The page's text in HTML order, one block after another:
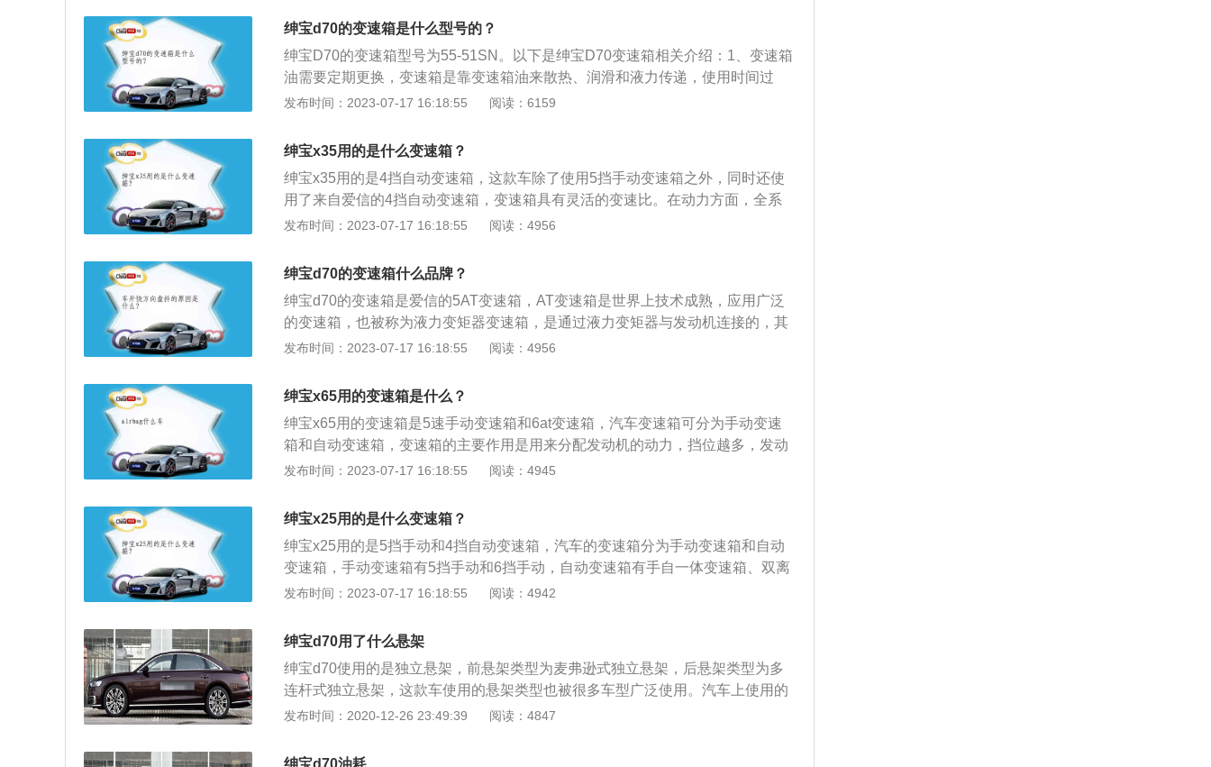
的“智行蓝”配色。3、其最大的功率为110kw，峰值扭矩达到210Nm，百公里加速
仅需10.94秒，油耗只有6.7L。
绅宝d70的变速箱是什么型号的？
绅宝D70的变速箱型号为55-51SN。以下是绅宝D70变速箱相关介绍：1、变速箱
油需要定期更换，变速箱是靠变速箱油来散热、润滑和液力传递，使用时间过
长，性能下降。2、自动变速箱油为专门用于自动变速器油液，既是液力变矩器
齿轮油，GL-4用于高速低扭矩和低速高扭矩条件下，汽车双曲线齿轮传动轴和手
动变速箱润滑。
发布时间：2023-07-17 16:18:55 阅读：6159
绅宝x35用的是什么变速箱？
绅宝x35用的是4挡自动变速箱，这款车除了使用5挡手动变速箱之外，同时还使
用了来自爱信的4挡自动变速箱，变速箱具有灵活的变速比。在动力方面，全系
车型搭载了一台1.5L自然吸气发动机，这台发动机的最大功率为116马力，最大
m，轴距为2570mm。动力方面，全新x35将换搭一台1.5T发动机，最大功率110
发布时间：2023-07-17 16:18:55 阅读：4956
绅宝d70的变速箱什么品牌？
绅宝d70的变速箱是爱信的5AT变速箱，AT变速箱是世界上技术成熟，应用广泛
的变速箱，也被称为液力变矩器变速箱，是通过液力变矩器与发动机连接的，其
内部都是行星齿轮和离合器片，可以依靠不同的齿轮组合来换挡。绅宝d70不仅
趋势与中国市场需求，凝练形成了“Turbo动力，Equipment配置，Safety安全、C
ontrol操控”独有的“TESC”四大产品优势，同时在外观造型、内饰设计、驾乘舒
适、智能科技等方面进行了创新升级。
发布时间：2023-07-17 16:18:55 阅读：4956
绅宝x65用的变速箱是什么？
绅宝x65用的变速箱是5速手动变速箱和6at变速箱，汽车变速箱可分为手动变速
箱和自动变速箱，变速箱的主要作用是用来分配发动机的动力，挡位越多，发动
机的动力可以分配的更加精细，使发动机转速、变速箱挡位、车速三者更加的协
比，达到变速的目的。自动变速箱是利用行星齿轮机构进行变速，能根据油门踏
板程度和车速变化，自动地进行变速，驾驶者只需操纵加速踏板控制车速即可。
发布时间：2023-07-17 16:18:55 阅读：4945
绅宝x25用的是什么变速箱？
绅宝x25用的是5挡手动和4挡自动变速箱，汽车的变速箱分为手动变速箱和自动
变速箱，手动变速箱有5挡手动和6挡手动，自动变速箱有手自一体变速箱、双离
合变速箱、CVT无级变速箱、AMT变速箱等。根据变速箱类型的不同，在换挡效
为4110毫米、1750毫米、1545毫米。在动力方面，绅宝x25全系使用的是一款1.
5升的自然吸气发动机，最大马力为116匹，与发动机相匹配的是5挡手动变速箱
和4挡自动变速箱。绅宝x25的前悬架为麦弗逊式独立悬架，后悬架为扭力梁式非
独立悬架。
发布时间：2023-07-17 16:18:55 阅读：4942
绅宝d70用了什么悬架
绅宝d70使用的是独立悬架，前悬架类型为麦弗逊式独立悬架，后悬架类型为多
连杆式独立悬架，这款车使用的悬架类型也被很多车型广泛使用。汽车上使用的
悬架是通过螺旋弹簧支撑车身重量，以及一个减震器利用阻尼来减轻汽车行进过
螺旋弹簧和减振器组合在一起，与传统类型的悬架不同的是，麦弗逊式独立悬架
发布时间：2020-12-26 23:49:39 阅读：4847
绅宝d70油耗